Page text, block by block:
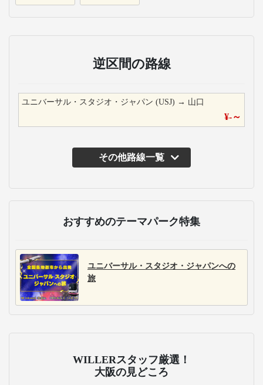
逆区間の路線
ユニバーサル・スタジオ・ジャパン (USJ) → 山口
¥-～
その他路線一覧
おすすめのテーマパーク特集
ユニバーサル・スタジオ・ジャパンへの
旅
WILLERスタッフ厳選！
大阪の見どころ